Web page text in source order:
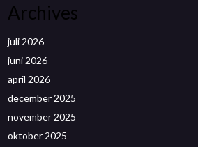
Archives
juli 2026
juni 2026
april 2026
december 2025
november 2025
oktober 2025